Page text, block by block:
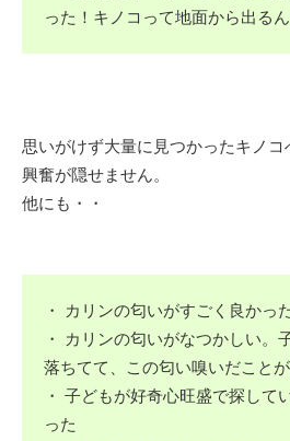
った！キノコって地面から出るん
思いがけず大量に見つかったキノコ
興奮が隠せません。
他にも・・
・ カリンの匂いがすごく良かっ
・ カリンの匂いがなつかしい。
落ちてて、この匂い嗅いだことが
・ 子どもが好奇心旺盛で探して
った